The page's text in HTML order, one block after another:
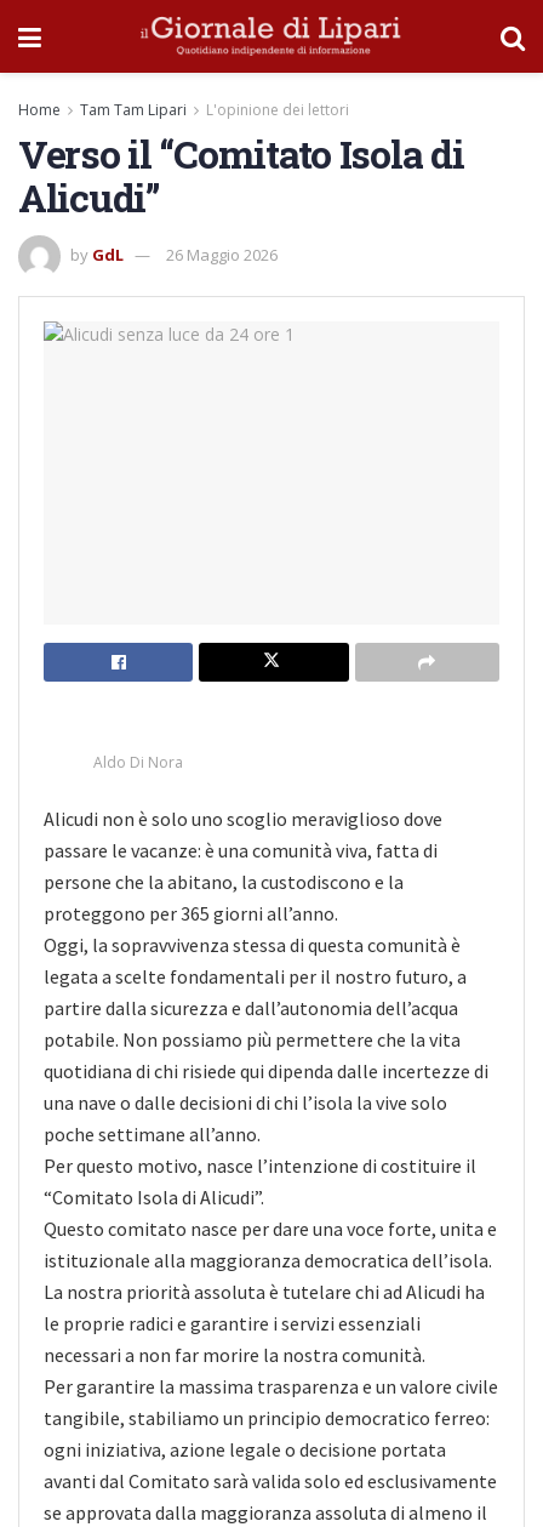
Home Tam Tam Lipari L'opinione dei lettori
Verso il “Comitato Isola di
Alicudi”
by GdL 26 Maggio 2026
Aldo Di Nora
Alicudi non è solo uno scoglio meraviglioso dove
passare le vacanze: è una comunità viva, fatta di
persone che la abitano, la custodiscono e la
proteggono per 365 giorni all’anno.
Oggi, la sopravvivenza stessa di questa comunità è
legata a scelte fondamentali per il nostro futuro, a
partire dalla sicurezza e dall’autonomia dell’acqua
potabile. Non possiamo più permettere che la vita
quotidiana di chi risiede qui dipenda dalle incertezze di
una nave o dalle decisioni di chi l’isola la vive solo
poche settimane all’anno.
Per questo motivo, nasce l’intenzione di costituire il
“Comitato Isola di Alicudi”.
Questo comitato nasce per dare una voce forte, unita e
istituzionale alla maggioranza democratica dell’isola.
La nostra priorità assoluta è tutelare chi ad Alicudi ha
le proprie radici e garantire i servizi essenziali
necessari a non far morire la nostra comunità.
Per garantire la massima trasparenza e un valore civile
tangibile, stabiliamo un principio democratico ferreo:
ogni iniziativa, azione legale o decisione portata
avanti dal Comitato sarà valida solo ed esclusivamente
se approvata dalla maggioranza assoluta di almeno il